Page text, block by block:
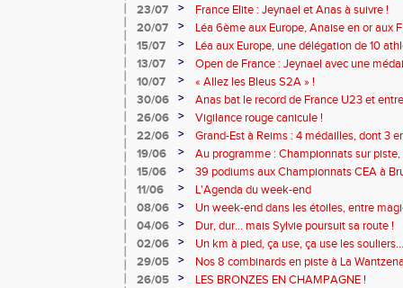
23/07
>
France Elite : Jeynael et Anas à suivre !
20/07
>
Léa 6ème aux Europe, Anaise en or aux
15/07
>
Léa aux Europe, une délégation de 10
13/07
>
Open de France : Jeynael avec une
battus !
10/07 >
« Allez les Bleus S2A » !
30/06
>
Anas bat le record de France U23 et
26/06
>
Vigilance rouge canicule !
22/06
>
Grand-Est à Reims : 4 médailles, dont 3
19/06
>
Au programme : Championnats sur
canicule !
15/06 >
39 podiums aux Championnats CEA à
pour Benjamin à Reims !
11/06 >
L'Agenda du week-end
08/06
>
Un week-end dans les étoiles, entre
04/06
>
Dur, dur... mais Sylvie poursuit sa route !
02/06
>
Un km à pied, ça use, ça use les
29/05
>
Nos 8 combinards en piste à La
26/05
>
LES BRONZES EN CHAMPAGNE !